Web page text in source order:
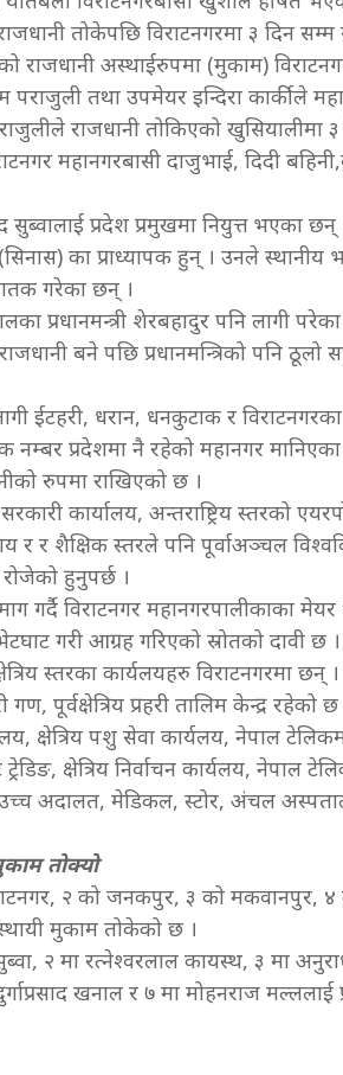
तोकेपछि विराटनगरमा ३ दिन सम्म
राजधानी अस्थाईरुपमा (मुकाम)
तथा उपमेयर इन्दिरा कार्कीले
राजधानी तोकिएको खुसियालीमा
महानगरबासी दाजुभाई, दिदी
सुब्वालाई प्रदेश प्रमुखमा नियुत्त भएका छन्
का प्राध्यापक हुन् । उनले स्थानीय
गरेका छन् ।
प्रधानमन्त्री शेरबहादुर पनि लागी
बने पछि प्रधानमन्त्रिको पनि ठूलो
ईटहरी, धरान, धनकुटाक र
प्रदेशमा नै रहेको महानगर मानिएका
रुपमा राखिएको छ ।
कार्यालय, अन्तराष्ट्रिय स्तरको
र र शैक्षिक स्तरले पनि पूर्वाअञ्चल
हुनुपर्छ ।
गर्दै विराटनगर महानगरपालीकाका
गरी आग्रह गरिएको स्रोतको दावी छ ।
स्तरका कार्यलयहरु विराटनगरमा छन्
गण, पूर्वक्षेत्रिय प्रहरी तालिम केन्द्र
क्षेत्रिय पशु सेवा कार्यलय, नेपाल
क्षेत्रिय निर्वाचन कार्यलय, नेपाल
उच्च अदालत, मेडिकल, स्टोर, अंचल
तोक्यो
२ को जनकपुर, ३ को मकवानपुर, ४
मुकाम तोकेको छ ।
२ मा रत्नेश्वरलाल कायस्थ, ३ मा
खनाल र ७ मा मोहनराज मल्ललाई